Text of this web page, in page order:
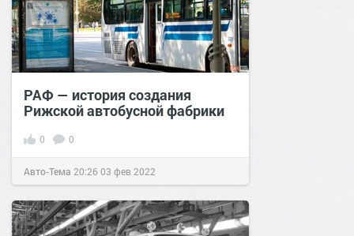
РАФ — история создания
Рижской автобусной фабрики
0 0
Авто-Тема 20:2603 фев 2022